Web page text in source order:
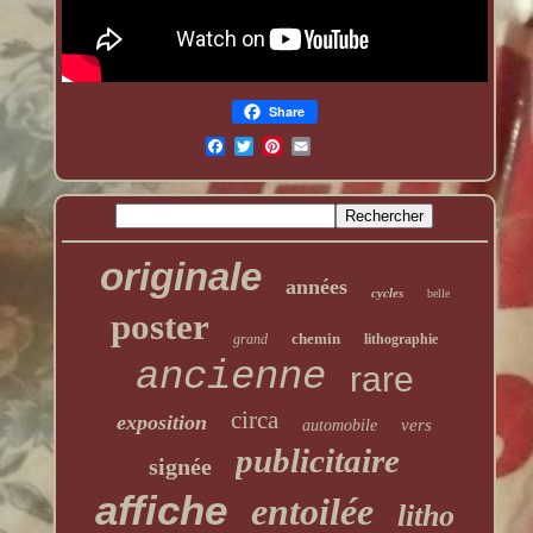
Share
originale années cycles belle
poster grand chemin lithographie
ancienne rare
exposition circa automobile vers
signée publicitaire
affiche entoilée litho